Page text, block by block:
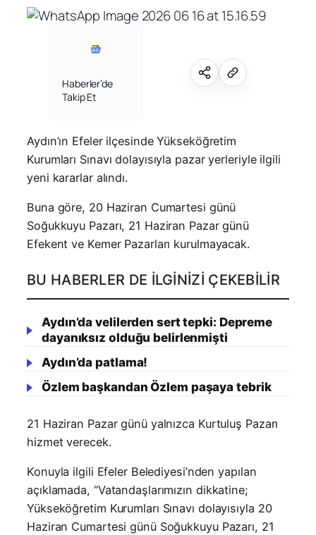
Haberler’de
Takip Et
Aydın’ın Efeler ilçesinde Yükseköğretim
Kurumları Sınavı dolayısıyla pazar yerleriyle ilgili
yeni kararlar alındı.
Buna göre, 20 Haziran Cumartesi günü
Soğukkuyu Pazarı, 21 Haziran Pazar günü
Efekent ve Kemer Pazarları kurulmayacak.
BU HABERLER DE İLGINIZI ÇEKEBILIR
Aydın’da velilerden sert tepki: Depreme
dayanıksız olduğu belirlenmişti
Aydın’da patlama!
Özlem başkandan Özlem paşaya tebrik
21 Haziran Pazar günü yalnızca Kurtuluş Pazarı
hizmet verecek.
Konuyla ilgili Efeler Belediyesi’nden yapılan
açıklamada, “Vatandaşlarımızın dikkatine;
Yükseköğretim Kurumları Sınavı dolayısıyla 20
Haziran Cumartesi günü Soğukkuyu Pazarı, 21